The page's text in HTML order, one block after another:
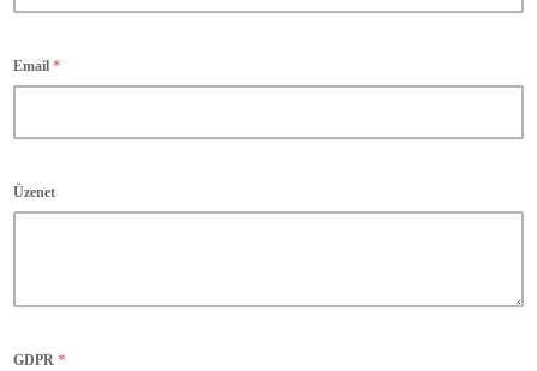
Email *
Üzenet
GDPR *